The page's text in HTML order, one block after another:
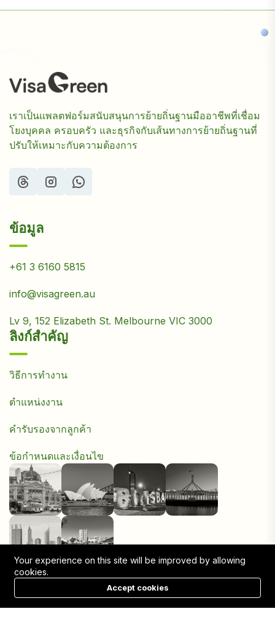
เราเป็นแพลตฟอร์มสนับสนุนการย้ายถิ่นฐานมืออาชีพที่เชื่อม
โยงบุคคล ครอบครัว และธุรกิจกับเส้นทางการย้ายถิ่นฐานที่
ปรับให้เหมาะกับความต้องการ
ข้อมูล
+61 3 6160 5815
info@visagreen.au
Lv 9, 152 Elizabeth St. Melbourne VIC 3000
ลิงก์สำคัญ
วิธีการทำงาน
ตำแหน่งงาน
คำรับรองจากลูกค้า
ข้อกำหนดและเงื่อนไข
Your experience on this site will be improved by allowing
cookies.
Accept cookies